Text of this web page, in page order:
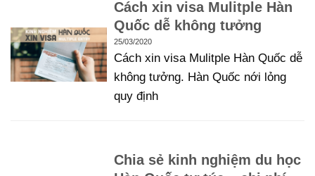
Cách xin visa Mulitple Hàn
Quốc dễ không tưởng
25/03/2020
Cách xin visa Mulitple Hàn Quốc dễ
không tưởng. Hàn Quốc nới lỏng
quy định
Chia sẻ kinh nghiệm du học